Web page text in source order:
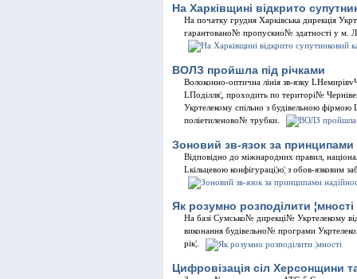
На Харкiвщинi вiдкрито
На початку грудня Харкiвська дирекцiя
гарантовано№ пропускно№ здатностi у м.
ВОЛЗ пройшла пiд рiчками
Волоконно-оптична лiнiя зв-язку
LПодiлля¦, проходить по територi№
Укртелекому спiльно з будiвельною фiрмою
полiетиленово№ трубки.
Зоновий зв-язок за принципами
Вiдповiдно до мiжнародних правил,
Lкiльцевою конфiгурацi¦ю¦ з обов-язковим
Як розумно розподiлити ¦мностi
На базi Сумсько№ дирекцi№ Укртелекому
виконання будiвельно№ програми
рiк¦.
Цифровiзацiя сiл Херсонщини